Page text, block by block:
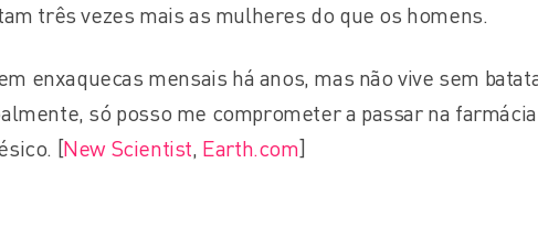
três vezes mais as mulheres do que os homens.
enxaquecas mensais há anos, mas não vive sem
só posso me comprometer a passar na
[New Scientist, Earth.com]